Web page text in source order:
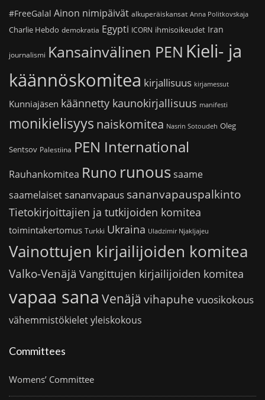
#FreeGalal Ainon nimipäivät alkuperäiskansat Anna Politkovskaja
Charlie Hebdo demokratia Egypti ICORN ihmisoikeudet Iran
journalismi Kansainvälinen PEN Kieli- ja
käännöskomitea kirjallisuus kirjamessut
Kunniajäsen käännetty kaunokirjallisuus manifesti
monikielisyys naiskomitea Nasrin Sotoudeh Oleg
Sentsov Palestiina PEN International
Rauhankomitea Runo runoussaame
saamelaiset sananvapaus sananvapauspalkinto
Tietokirjoittajien ja tutkijoiden komitea
toimintakertomus Turkki Ukraina Uladzimir Njakljajeu
Vainottujen kirjailijoiden komitea
Valko-Venäjä Vangittujen kirjailijoiden komitea
vapaa sana Venäjä vihapuhe vuosikokous
vähemmistökieletyleiskokous
Committees
Womens’ Committee